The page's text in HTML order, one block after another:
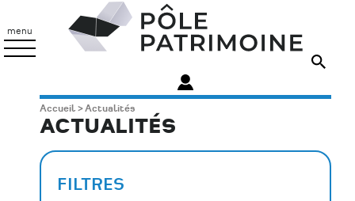
contenu
principal
menu
Patrimoine
Fil
d'Ariane
Accueil Actualités
ACTUALITÉS
FILTRES